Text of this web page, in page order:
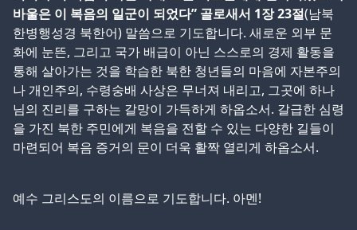
바울은 이 복음의 일군이 되었다” 골로새서 1장 23절(남북
한병행성경 북한어) 말씀으로 기도합니다. 새로운 외부 문
화에 눈뜬, 그리고 국가 배급이 아닌 스스로의 경제 활동을
통해 살아가는 것을 학습한 북한 청년들의 마음에 자본주의
나 개인주의, 수령숭배 사상은 무너져 내리고, 그곳에 하나
님의 진리를 구하는 갈망이 가득하게 하옵소서. 갈급한 심령
을 가진 북한 주민에게 복음을 전할 수 있는 다양한 길들이
마련되어 복음 증거의 문이 더욱 활짝 열리게 하옵소서.
예수 그리스도의 이름으로 기도합니다. 아멘!